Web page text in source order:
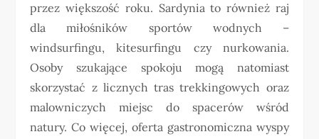
przez większość roku. Sardynia to również raj
dla miłośników sportów wodnych –
windsurfingu, kitesurfingu czy nurkowania.
Osoby szukające spokoju mogą natomiast
skorzystać z licznych tras trekkingowych oraz
malowniczych miejsc do spacerów wśród
natury. Co więcej, oferta gastronomiczna wyspy